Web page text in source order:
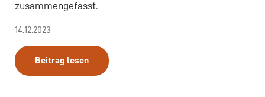
zusammengefasst.
14.12.2023
Beitrag lesen